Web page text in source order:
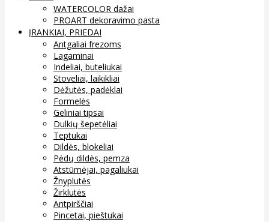
WATERCOLOR dažai
PROART dekoravimo pasta
ĮRANKIAI, PRIEDAI
Antgaliai frezoms
Lagaminai
Indeliai, buteliukai
Stoveliai, laikikliai
Dėžutės, padėklai
Formelės
Geliniai tipsai
Dulkių šepetėliai
Teptukai
Dildės, blokeliai
Pėdų dildės, pemza
Atstūmėjai, pagaliukai
Žnyplutės
Žirklutės
Antpirščiai
Pincetai, pieštukai